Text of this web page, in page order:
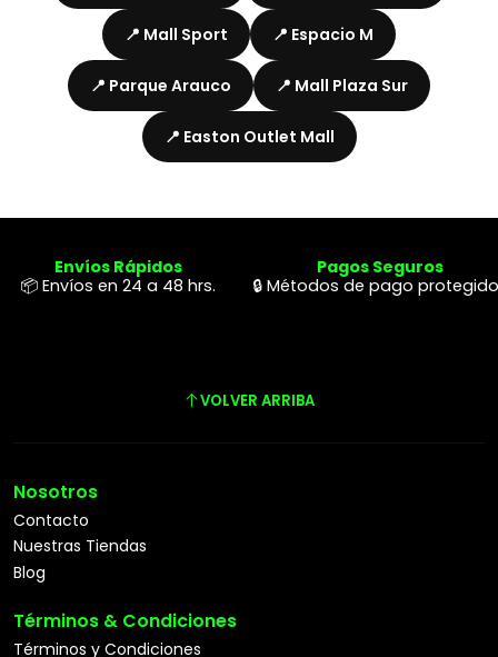
📍 Mall Sport 📍 Espacio M
📍 Parque Arauco 📍 Mall Plaza Sur
📍 Easton Outlet Mall
Envíos Rápidos
📦 Envíos en 24 a 48 hrs.
Pagos Seguros
🔒 Métodos de pago
VOLVER ARRIBA
Nosotros
Contacto
Nuestras Tiendas
Blog
Términos & Condiciones
Términos y Condiciones